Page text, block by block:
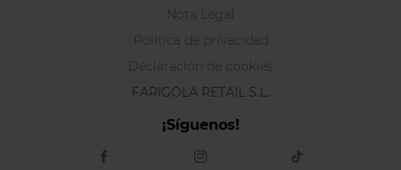
Nota Legal
Política de privacidad
Declaración de cookies
FARIGOLA RETAIL S.L.
¡Síguenos!